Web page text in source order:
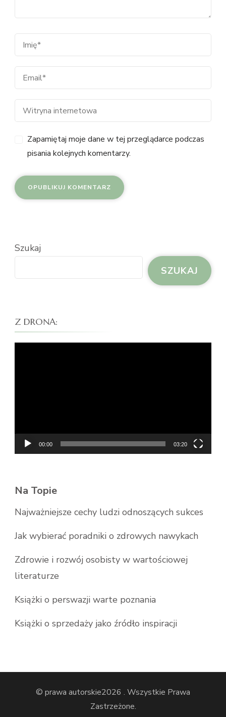
Zapamiętaj moje dane w tej przeglądarce podczas
pisania kolejnych komentarzy.
Szukaj
SZUKAJ
Z DRONA:
00:00 03:20
Na Topie
Najważniejsze cechy ludzi odnoszących sukces
Jak wybierać poradniki o zdrowych nawykach
Zdrowie i rozwój osobisty w wartościowej
literaturze
Książki o perswazji warte poznania
Książki o sprzedaży jako źródło inspiracji
© prawa autorskie2026 . Wszystkie Prawa
Zastrzeżone.